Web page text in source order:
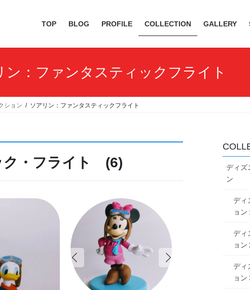
TOP BLOG PROFILE COLLECTION GALLERY
ン：ファンタスティックフライト
ション ソアリン：ファンタスティックフライト
ク・フライト (6)
ディズ
ン
ディ
ョン
ディ
ョン
ディ
ョン